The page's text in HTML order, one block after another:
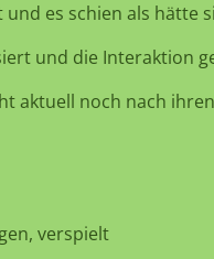
es schien als hätte
und die Interaktion
aktuell noch nach
verspielt